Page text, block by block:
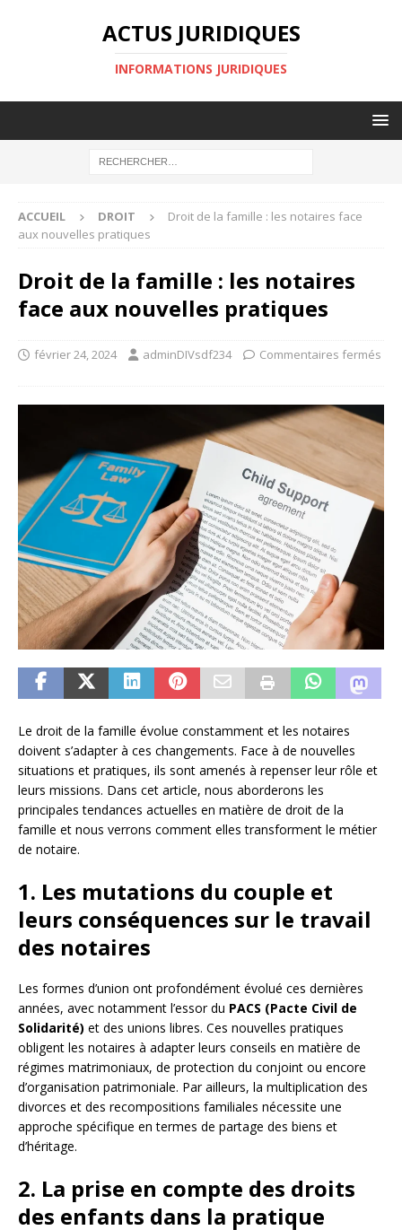
ACTUS JURIDIQUES
INFORMATIONS JURIDIQUES
ACCUEIL DROIT
Droit de la famille : les notaires face
aux nouvelles pratiques
Droit de la famille : les notaires
face aux nouvelles pratiques
février 24, 2024 adminDIVsdf234 Commentaires fermés
Le droit de la famille évolue constamment et les notaires
doivent s’adapter à ces changements. Face à de nouvelles
situations et pratiques, ils sont amenés à repenser leur rôle et
leurs missions. Dans cet article, nous aborderons les
principales tendances actuelles en matière de droit de la
famille et nous verrons comment elles transforment le métier
de notaire.
1. Les mutations du couple et
leurs conséquences sur le travail
des notaires
Les formes d’union ont profondément évolué ces dernières
années, avec notamment l’essor du PACS (Pacte Civil de
Solidarité) et des unions libres. Ces nouvelles pratiques
obligent les notaires à adapter leurs conseils en matière de
régimes matrimoniaux, de protection du conjoint ou encore
d’organisation patrimoniale. Par ailleurs, la multiplication des
divorces et des recompositions familiales nécessite une
approche spécifique en termes de partage des biens et
d’héritage.
2. La prise en compte des droits
des enfants dans la pratique